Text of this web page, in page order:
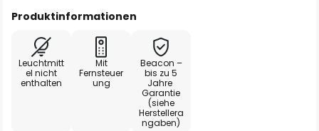
Produktinformationen
Leuchtmitt
el nicht
enthalten
Mit
Fernsteuer
ung
Beacon –
bis zu 5
Jahre
Garantie
(siehe
Herstellera
ngaben)